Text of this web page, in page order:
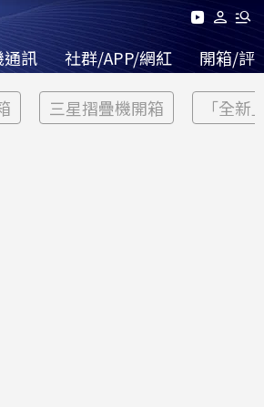
訊 社群/APP/網紅 開箱/評
三星摺疊機開箱 「全新